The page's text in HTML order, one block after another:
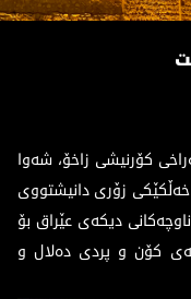
کۆرنیشی زاخۆ، شەوا
زۆری دانیشتووی
دیکەی عێراق بۆ
کۆن و پردی دەلال و